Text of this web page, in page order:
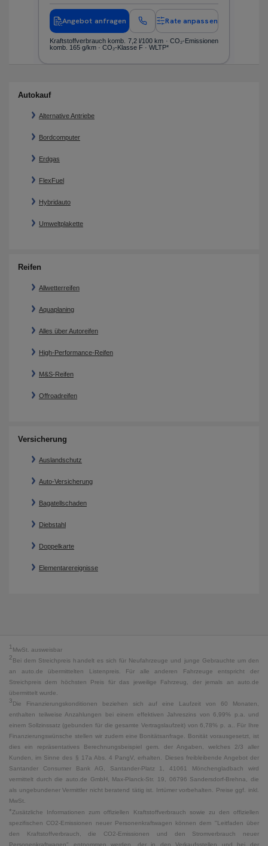
Angebot anfragen Rate anpassen
Kraftstoffverbrauch komb. 7,2 l/100 km · CO₂-Emissionen
komb. 165 g/km · CO₂-Klasse F · WLTP*
Autokauf
Alternative Antriebe
Bordcomputer
Erdgas
FlexFuel
Hybridauto
Umweltplakette
Reifen
Allwetterreifen
Aquaplaning
Alles über Autoreifen
High-Performance-Reifen
M&S-Reifen
Offroadreifen
Versicherung
Auslandschutz
Auto-Versicherung
Bagatellschaden
Diebstahl
Doppelkarte
Elementarereignisse
1 MwSt. ausweisbar
2Bei dem Streichpreis handelt es sich für Neufahrzeuge und junge Gebrauchte um den
an auto.de übermittelten Listenpreis. Für alle anderen Fahrzeuge entspricht der
Streichpreis dem höchsten Preis für das jeweilige Fahrzeug, der jemals an auto.de
übermittelt wurde.
3Die Finanzierungskonditionen beziehen sich auf eine Laufzeit von 60 Monaten,
enthalten teilweise Anzahlungen bei einem effektiven Jahreszins von 6,99% p.a. und
einem Sollzinssatz (gebunden für die gesamte Vertragslaufzeit) von 6,78% p. a.. Für Ihre
Finanzierungswünsche stellen wir zudem eine Bonitätsanfrage. Bonität vorausgesetzt, ist
dies ein repräsentatives Berechnungsbeispiel gem. der Angaben, welches 2/3 aller
Kunden, im Sinne des § 17a Abs. 4 PangV, erhalten. Dieses freibleibende Angebot der
Santander Consumer Bank AG, Santander-Platz 1, 41061 Mönchengladbach wird
vermittelt durch die auto.de GmbH, Max-Planck-Str. 19, 06796 Sandersdorf-Brehna, die
als ungebundener Vermittler nicht beratend tätig ist. Irrtümer vorbehalten. Preise ggf. inkl.
MwSt.
*Zusätzliche Informationen zum offiziellen Kraftstoffverbrauch sowie zu den offiziellen
spezifischen CO2-Emissionen neuer Personenkraftwagen können dem "Leitfaden über
den Kraftstoffverbrauch, die CO2-Emissionen und den Stromverbrauch neuer
Personenkraftwagen" entnommen werden, der in den Verkaufsstellen und bei der